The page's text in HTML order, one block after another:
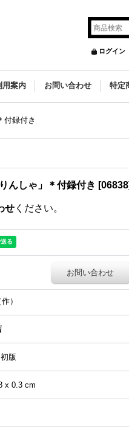
ログイン
用案内 お問い合わせ 特定
付録付き
んしゃ」＊付録付き [06838
せ ください。
お問い合わせ
）
版
x 0.3 cm